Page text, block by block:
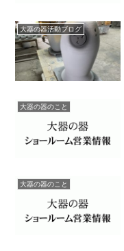
大器の器活動ブログ
大器の器のこと
大器の器のこと